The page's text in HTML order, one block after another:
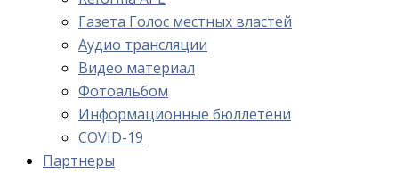
Газета Голос местных властей
Аудио трансляции
Видео материал
Фотоальбом
Информационные бюллетени
COVID-19
Партнеры